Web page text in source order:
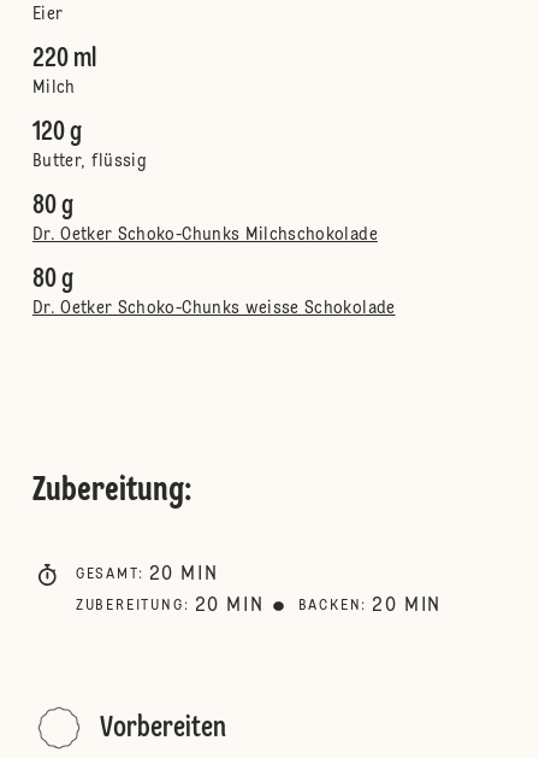
Eier
220 ml
Milch
120 g
Butter, flüssig
80 g
Dr. Oetker Schoko-Chunks Milchschokolade
80 g
Dr. Oetker Schoko-Chunks weisse Schokolade
Zubereitung:
GESAMT : 20 MIN
ZUBEREITUNG : 20 MIN BACKEN : 20 MIN
Vorbereiten